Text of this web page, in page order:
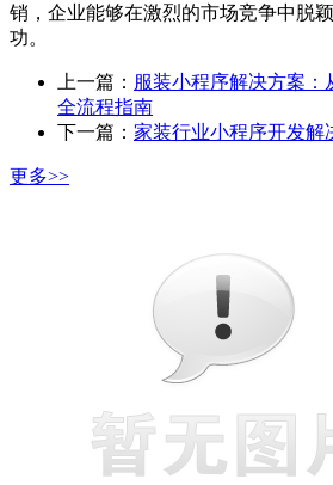
销，企业能够在激烈的市场竞争中脱
功。
上一篇： 服装小程序解决方案：
全流程指南
下一篇： 家装行业小程序开发解
更多>>